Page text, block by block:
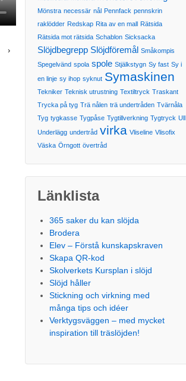
›
Mönstra necessär nål Pennfack pennskrin
raklödder Redskap Rita av en mall Rätsida
Rätsida mot rätsida Schablon Sicksacka
Slöjdbegrepp Slöjdföremål Småkompis
Spegelvänd spola spole Stjälkstygn Sy fast Sy i
en linje sy ihop syknut Symaskinen
Tekniker Teknisk utrustning Textiltryck Traskant
Trycka på tyg Trä nålen trä undertråden Tvärnåla
Tyg tygkasse Tygpåse Tygtillverkning Tygtryck Ull
Underlägg undertråd virka Vliseline Vlisofix
Väska Örngott övertråd
Länklista
365 saker du kan slöjda
Brodera
Elev – Förstå kunskapskraven
Skapa QR-kod
Skolverkets Kursplan i slöjd
Slöjd håller
Stickning och virkning med
många tips och idéer
Verktygsväggen – med mycket
inspiration till träslöjden!